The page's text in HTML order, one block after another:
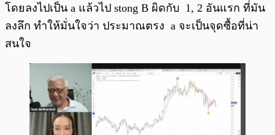
โดยลงไปเป็น a แล้วไป stong B ผิดกับ 1, 2 อันแรก ที่มัน
ลงลึก ทำให้มั่นใจว่า ประมาณตรง a จะเป็นจุดซื้อที่น่า
สนใจ